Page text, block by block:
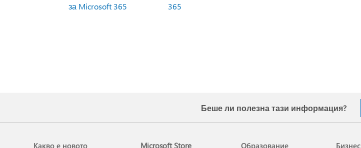
за Microsoft 365
365
Беше ли полезна тази информация?
Какво е новото Microsoft Store Образование Бизнес